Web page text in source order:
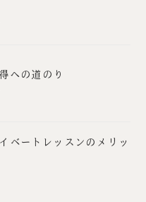
への道のり
ベートレッスンのメリッ